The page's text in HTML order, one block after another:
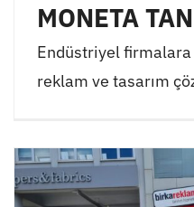
MONETA
Endüstriyel
reklam ve tasarım